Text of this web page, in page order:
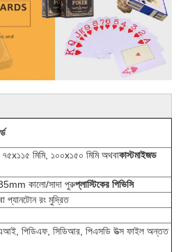
মিমি, ১০০x১৫০ মিমি অথবাকাস্টমাইজড
কালো/সাদা পুরুপ্লাস্টিকের পিভিসি
প্যানটোন রং মুদ্রিত
পিডিএফ, সিডিআর, পিএসডি উত্স ফাইল অন্তত